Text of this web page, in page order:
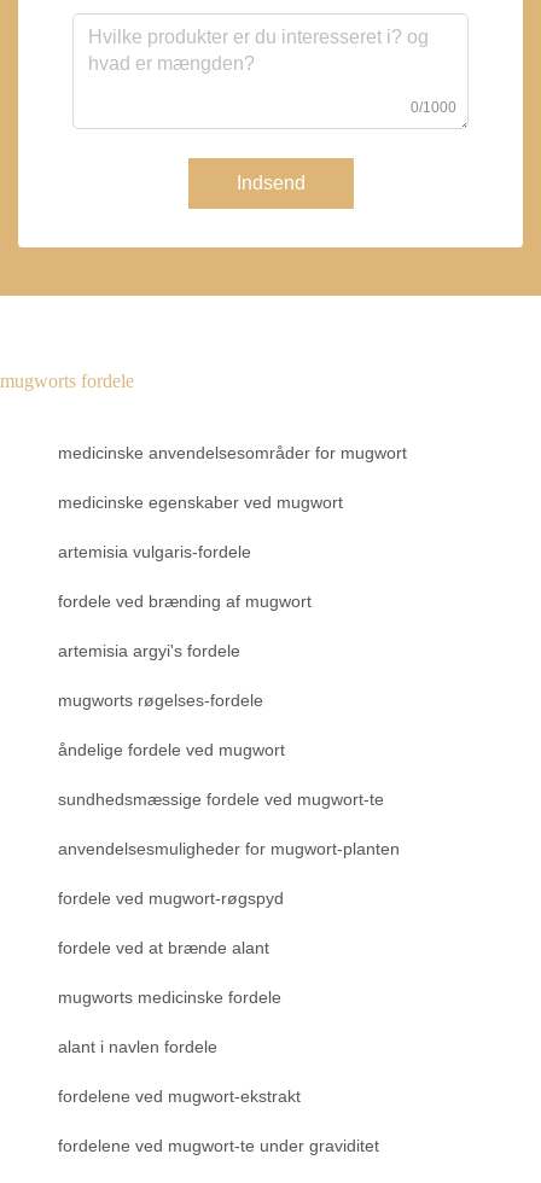
0/1000
Indsend
mugworts fordele
medicinske anvendelsesområder for mugwort
medicinske egenskaber ved mugwort
artemisia vulgaris-fordele
fordele ved brænding af mugwort
artemisia argyi's fordele
mugworts røgelses-fordele
åndelige fordele ved mugwort
sundhedsmæssige fordele ved mugwort-te
anvendelsesmuligheder for mugwort-planten
fordele ved mugwort-røgspyd
fordele ved at brænde alant
mugworts medicinske fordele
alant i navlen fordele
fordelene ved mugwort-ekstrakt
fordelene ved mugwort-te under graviditet